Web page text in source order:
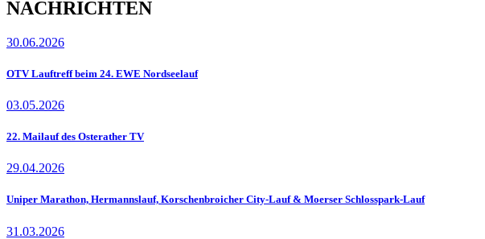
NACHRICHTEN
30.06.2026
OTV Lauftreff beim 24. EWE Nordseelauf
03.05.2026
22. Mailauf des Osterather TV
29.04.2026
Uniper Marathon, Hermannslauf, Korschenbroicher City-Lauf & Moerser Schlosspark-Lauf
31.03.2026